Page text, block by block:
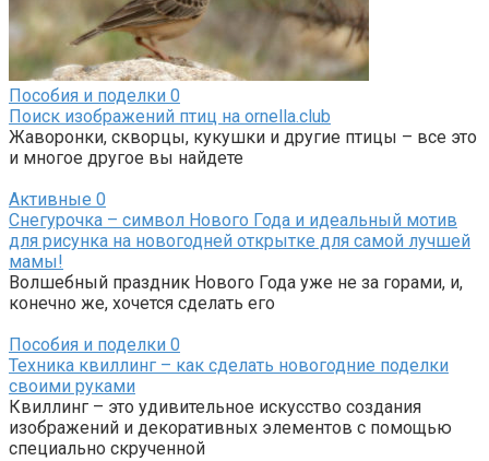
Пособия и поделки 0
Поиск изображений птиц на ornella.club
Жаворонки, скворцы, кукушки и другие птицы – все это
и многое другое вы найдете
Активные 0
Снегурочка – символ Нового Года и идеальный мотив
для рисунка на новогодней открытке для самой лучшей
мамы!
Волшебный праздник Нового Года уже не за горами, и,
конечно же, хочется сделать его
Пособия и поделки 0
Техника квиллинг – как сделать новогодние поделки
своими руками
Квиллинг – это удивительное искусство создания
изображений и декоративных элементов с помощью
специально скрученной